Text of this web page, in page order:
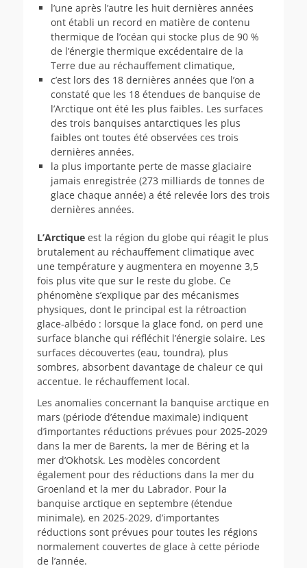
l’une après l’autre les huit dernières années
ont établi un record en matière de contenu
thermique de l’océan qui stocke plus de 90 %
de l’énergie thermique excédentaire de la
Terre due au réchauffement climatique,
c’est lors des 18 dernières années que l’on a
constaté que les 18 étendues de banquise de
l’Arctique ont été les plus faibles. Les surfaces
des trois banquises antarctiques les plus
faibles ont toutes été observées ces trois
dernières années.
la plus importante perte de masse glaciaire
jamais enregistrée (273 milliards de tonnes de
glace chaque année) a été relevée lors des trois
dernières années.
L’Arctique est la région du globe qui réagit le plus
brutalement au réchauffement climatique avec
une température y augmentera en moyenne 3,5
fois plus vite que sur le reste du globe. Ce
phénomène s’explique par des mécanismes
physiques, dont le principal est la rétroaction
glace-albédo : lorsque la glace fond, on perd une
surface blanche qui réfléchit l’énergie solaire. Les
surfaces découvertes (eau, toundra), plus
sombres, absorbent davantage de chaleur ce qui
accentue. le réchauffement local.
Les anomalies concernant la banquise arctique en
mars (période d’étendue maximale) indiquent
d’importantes réductions prévues pour 2025-2029
dans la mer de Barents, la mer de Béring et la
mer d’Okhotsk. Les modèles concordent
également pour des réductions dans la mer du
Groenland et la mer du Labrador. Pour la
banquise arctique en septembre (étendue
minimale), en 2025-2029, d’importantes
réductions sont prévues pour toutes les régions
normalement couvertes de glace à cette période
de l’année.